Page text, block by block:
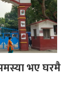
भए घरमै